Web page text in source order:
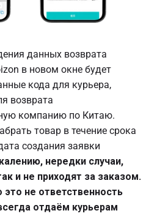
данных возврата
в новом окне будет
кода для курьера,
возврата
компанию по Китаю.
товар в течение срока
создания заявки
нередки случаи,
и не приходят за заказом.
это не ответственность
отдаём курьерам